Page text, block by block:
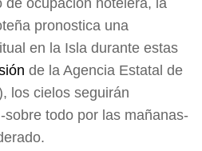
de ocupación hotelera, la
pronostica una
en la Isla durante estas
de la Agencia Estatal de
los cielos seguirán
todo por las mañanas-